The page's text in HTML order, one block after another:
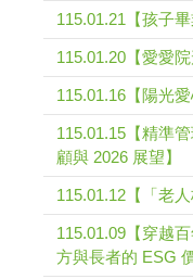
115.01.21【孩子
115.01.20【愛愛院
115.01.16【陽光
115.01.15【精準
顧與 2026 展望】
115.01.12【「老人
115.01.09【穿越
方與長者的 ESG